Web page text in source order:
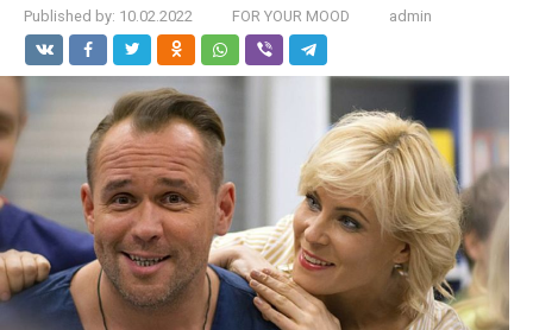
Published by: 10.02.2022 FOR YOUR MOOD admin